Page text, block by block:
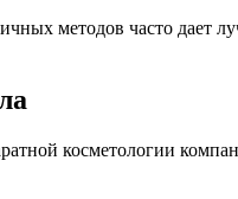
методов часто дает
косметологии